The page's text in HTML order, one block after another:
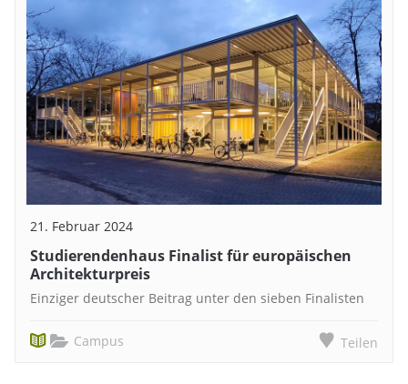
21. Februar 2024
Studierendenhaus Finalist für europäischen
Architekturpreis
Einziger deutscher Beitrag unter den sieben Finalisten
Campus Teilen